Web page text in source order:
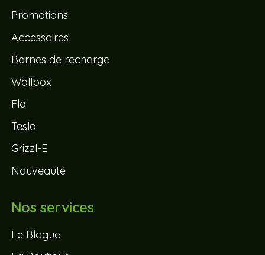
Promotions
Accessoires
Bornes de recharge
Wallbox
Flo
Tesla
Grizzl-E
Nouveauté
Nos services
Le Blogue